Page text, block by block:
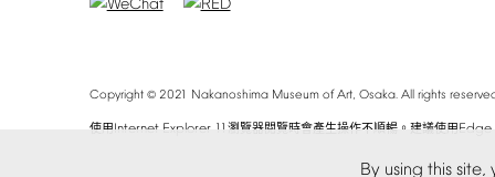
By using this site,
Copyright© 2021 Nakanoshima Museum of Art, Osaka. All rights
使用Internet Explorer 11 瀏覽器閱覽時會產生操作不順暢。建議使用Edge